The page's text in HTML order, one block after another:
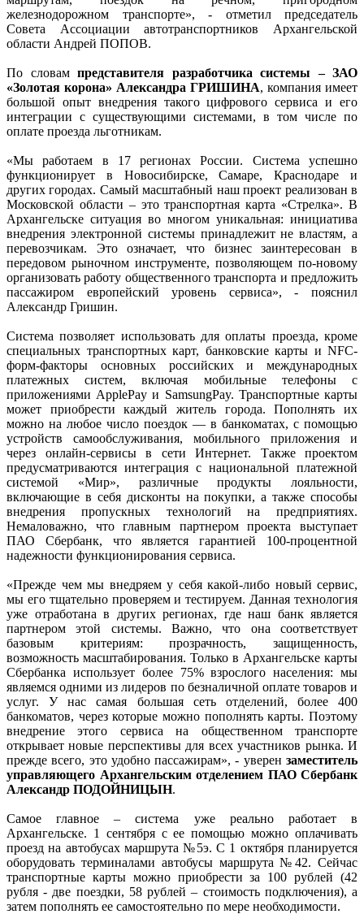
железнодорожном транспорте», - отметил председатель
Совета Ассоциации автотранспортников Архангельской
области Андрей ПОПОВ.
По словам представителя разработчика системы – ЗАО
«Золотая корона» Александра ГРИШИНА, компания имеет
большой опыт внедрения такого цифрового сервиса и его
интеграции с существующими системами, в том числе по
оплате проезда льготникам.
«Мы работаем в 17 регионах России. Система успешно
функционирует в Новосибирске, Самаре, Краснодаре и
других городах. Самый масштабный наш проект реализован в
Московской области – это транспортная карта «Стрелка». В
Архангельске ситуация во многом уникальная: инициатива
внедрения электронной системы принадлежит не властям, а
перевозчикам. Это означает, что бизнес заинтересован в
передовом рыночном инструменте, позволяющем по-новому
организовать работу общественного транспорта и предложить
пассажиром европейский уровень сервиса», - пояснил
Александр Гришин.
Система позволяет использовать для оплаты проезда, кроме
специальных транспортных карт, банковские карты и NFC-
форм-факторы основных российских и международных
платежных систем, включая мобильные телефоны с
приложениями ApplePay и SamsungPay. Транспортные карты
может приобрести каждый житель города. Пополнять их
можно на любое число поездок — в банкоматах, с помощью
устройств самообслуживания, мобильного приложения и
через онлайн-сервисы в сети Интернет. Также проектом
предусматриваются интеграция с национальной платежной
системой «Мир», различные продукты лояльности,
включающие в себя дисконты на покупки, а также способы
внедрения пропускных технологий на предприятиях.
Немаловажно, что главным партнером проекта выступает
ПАО Сбербанк, что является гарантией 100-процентной
надежности функционирования сервиса.
«Прежде чем мы внедряем у себя какой-либо новый сервис,
мы его тщательно проверяем и тестируем. Данная технология
уже отработана в других регионах, где наш банк является
партнером этой системы. Важно, что она соответствует
базовым критериям: прозрачность, защищенность,
возможность масштабирования. Только в Архангельске карты
Сбербанка использует более 75% взрослого населения: мы
являемся одними из лидеров по безналичной оплате товаров и
услуг. У нас самая большая сеть отделений, более 400
банкоматов, через которые можно пополнять карты. Поэтому
внедрение этого сервиса на общественном транспорте
открывает новые перспективы для всех участников рынка. И
прежде всего, это удобно пассажирам», - уверен заместитель
управляющего Архангельским отделением ПАО Сбербанк
Александр ПОДОЙНИЦЫН.
Самое главное – система уже реально работает в
Архангельске. 1 сентября с ее помощью можно оплачивать
проезд на автобусах маршрута №5э. С 1 октября планируется
оборудовать терминалами автобусы маршрута №42. Сейчас
транспортные карты можно приобрести за 100 рублей (42
рубля - две поездки, 58 рублей – стоимость подключения), а
затем пополнять ее самостоятельно по мере необходимости.